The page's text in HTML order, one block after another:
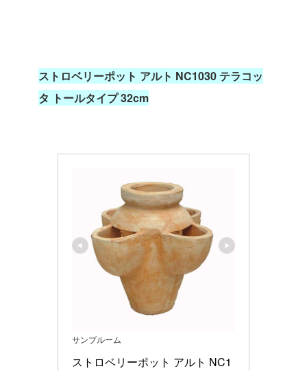
ストロベリーポット アルト NC1030 テラコッ
タ トールタイプ 32cm
サンブルーム
ストロベリーポット アルト NC1